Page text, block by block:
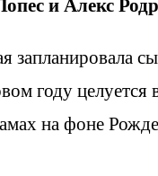
запланировала
году
на фоне